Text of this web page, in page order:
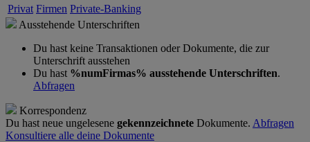
Privat Firmen Private-Banking
Ausstehende Unterschriften
Du hast keine Transaktionen oder Dokumente, die zur
Unterschrift ausstehen
Du hast %numFirmas% ausstehende Unterschriften.
Abfragen
Korrespondenz
Du hast neue ungelesene gekennzeichnete Dokumente. Abfragen
Konsultiere alle deine Dokumente